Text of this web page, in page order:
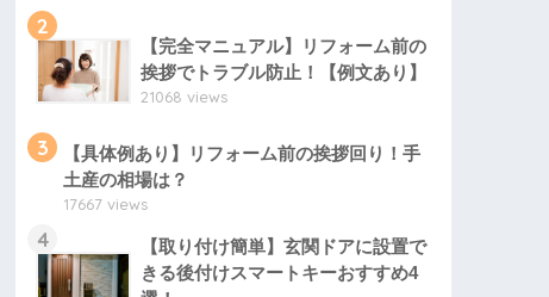
2
【完全マニュアル】リフォーム前の
挨拶でトラブル防止！【例文あり】
21068 views
3
【具体例あり】リフォーム前の挨拶回り！手
土産の相場は？
17667 views
4
【取り付け簡単】玄関ドアに設置で
きる後付けスマートキーおすすめ4